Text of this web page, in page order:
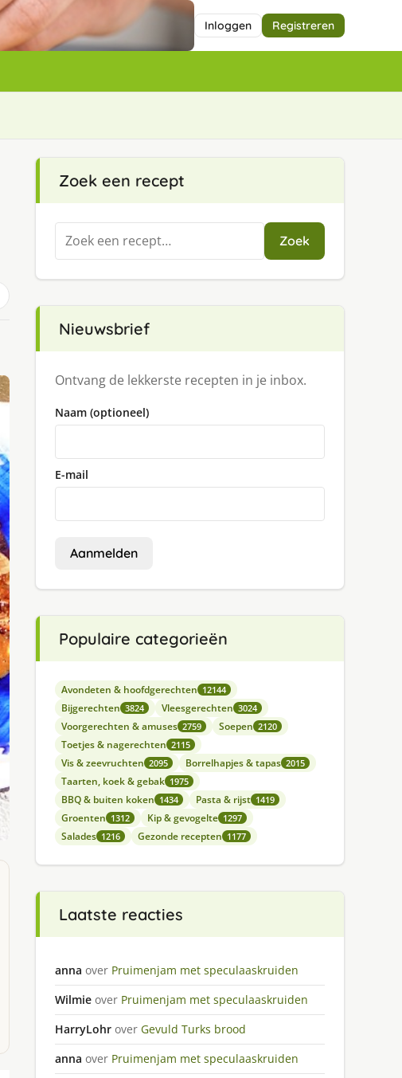
Inloggen Registreren
Zoek een recept
Zoeken
naar:
Zoek
Nieuwsbrief
Ontvang de lekkerste recepten in je inbox.
Naam (optioneel)
E-mail
Aanmelden
Populaire categorieën
Avondeten & hoofdgerechten 12144
Bijgerechten 3824 Vleesgerechten 3024
Voorgerechten & amuses 2759 Soepen 2120
Toetjes & nagerechten 2115
Vis & zeevruchten 2095 Borrelhapjes & tapas 2015
Taarten, koek & gebak 1975
BBQ & buiten koken 1434 Pasta & rijst 1419
Groenten 1312 Kip & gevogelte 1297
Salades 1216 Gezonde recepten 1177
Laatste reacties
anna over Pruimenjam met speculaaskruiden
Wilmie over Pruimenjam met speculaaskruiden
HarryLohr over Gevuld Turks brood
anna over Pruimenjam met speculaaskruiden